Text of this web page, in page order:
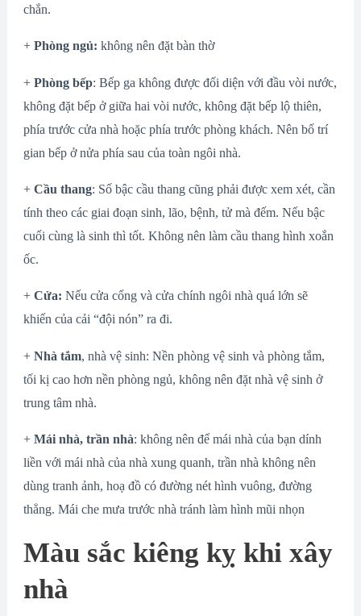
chắn.
+Phòng ngủ: không nên đặt bàn thờ
+ Phòng bếp: Bếp ga không được đối diện với đầu vòi nước,
không đặt bếp ở giữa hai vòi nước, không đặt bếp lộ thiên,
phía trước cửa nhà hoặc phía trước phòng khách. Nên bố trí
gian bếp ở nửa phía sau của toàn ngôi nhà.
+Cầu thang: Số bậc cầu thang cũng phải được xem xét, cần
tính theo các giai đoạn sinh, lão, bệnh, tử mà đếm. Nếu bậc
cuối cùng là sinh thì tốt. Không nên làm cầu thang hình xoắn
ốc.
+ Cửa: Nếu cửa cổng và cửa chính ngôi nhà quá lớn sẽ
khiến của cải “đội nón” ra đi.
+ Nhà tắm, nhà vệ sinh: Nền phòng vệ sinh và phòng tắm,
tối kị cao hơn nền phòng ngủ, không nên đặt nhà vệ sinh ở
trung tâm nhà.
+ Mái nhà, trần nhà: không nên để mái nhà của bạn dính
liền với mái nhà của nhà xung quanh, trần nhà không nên
dùng tranh ảnh, hoạ đồ có đường nét hình vuông, đường
thẳng. Mái che mưa trước nhà tránh làm hình mũi nhọn
Màu sắc kiêng kỵ khi xây
nhà